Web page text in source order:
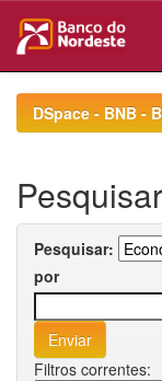
navigationDSpace - BNB -
Pesquisar
Pesquisar:
por
Filtros correntes: